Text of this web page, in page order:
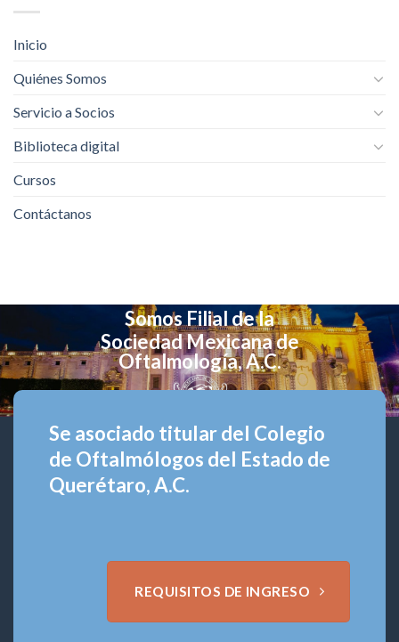
Inicio
Quiénes Somos
Servicio a Socios
Biblioteca digital
Cursos
Contáctanos
Somos Filial de la
Sociedad Mexicana de
Oftalmología, A.C.
Se asociado titular del Colegio
de Oftalmólogos del Estado de
Querétaro, A.C.
REQUISITOS DE INGRESO